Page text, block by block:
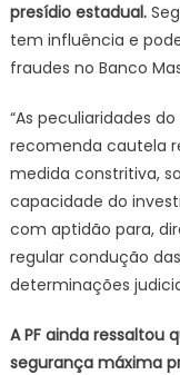
presídio estadual.
tem influência e
fraudes no Banco
“As peculiaridades
recomenda cautela
medida constritiva,
capacidade do
com aptidão para,
regular condução
determinações
A PF ainda ressaltou
segurança máxima